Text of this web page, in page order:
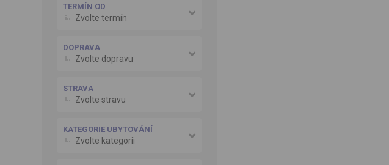
TERMÍN OD
Zvolte termín
DOPRAVA
Zvolte dopravu
STRAVA
Zvolte stravu
KATEGORIE UBYTOVÁNÍ
Zvolte kategorii